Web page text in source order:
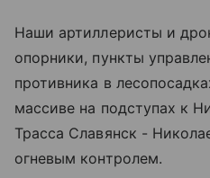
Наши артиллеристы и
опорники, пункты
противника в
массиве на подступах к
Трасса Славянск -
огневым контролем.